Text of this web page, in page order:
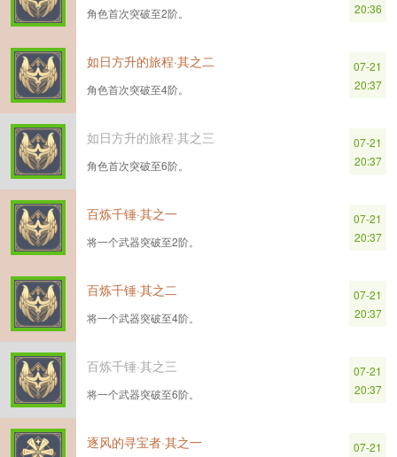
角色首次突破至2阶。
20:36
如日方升的旅程·其之二
角色首次突破至4阶。
07-21
20:37
如日方升的旅程·其之三
角色首次突破至6阶。
07-21
20:37
百炼千锤·其之一
将一个武器突破至2阶。
07-21
20:37
百炼千锤·其之二
将一个武器突破至4阶。
07-21
20:37
百炼千锤·其之三
将一个武器突破至6阶。
07-21
20:37
逐风的寻宝者·其之一
07-21